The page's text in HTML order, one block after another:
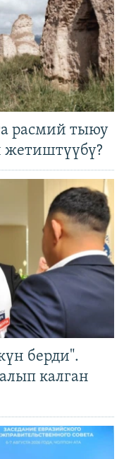
расмий тыюу
жетиштүүбү?
берди".
калган